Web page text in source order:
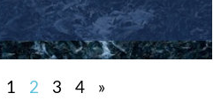
1 2 3 4 »